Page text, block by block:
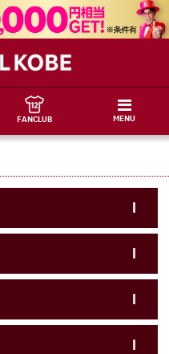
FANCLUB MENU